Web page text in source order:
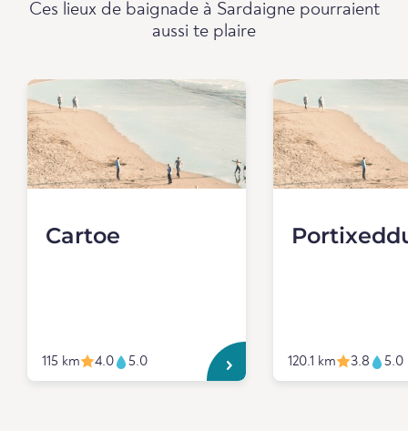
Ces lieux de baignade à Sardaigne pourraient
aussi te plaire
Cartoe
115 km 4.0 5.0 120.1 km 3.8 5.0